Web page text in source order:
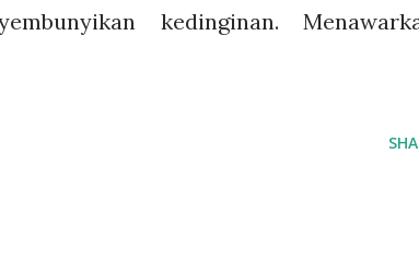
kedinginan.